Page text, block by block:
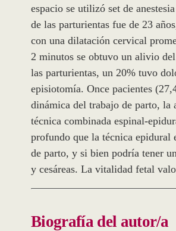
espacio se utilizó set de
de las parturientas fue de 23
con una dilatación cervical
2 minutos se obtuvo un alivio
las parturientas, un 20% tuvo
episiotomía. Once pacientes
dinámica del trabajo de parto, la
técnica combinada espinal-
profundo que la técnica epidural
de parto, y si bien podría tener
y cesáreas. La vitalidad fetal
Biografía del autor/a